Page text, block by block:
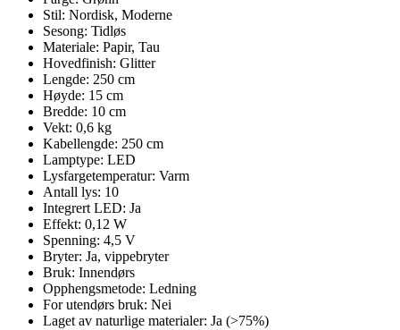
Stil: Nordisk, Moderne
Sesong: Tidløs
Materiale: Papir, Tau
Hovedfinish: Glitter
Lengde: 250 cm
Høyde: 15 cm
Bredde: 10 cm
Vekt: 0,6 kg
Kabellengde: 250 cm
Lamptype: LED
Lysfargetemperatur: Varm
Antall lys: 10
Integrert LED: Ja
Effekt: 0,12 W
Spenning: 4,5 V
Bryter: Ja, vippebryter
Bruk: Innendørs
Opphengsmetode: Ledning
For utendørs bruk: Nei
Laget av naturlige materialer: Ja (>75%)